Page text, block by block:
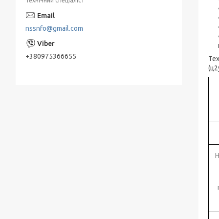
Занурювальні насоси ЕЦВ
Живильні насоси ПЕ
типу для нафтопродуктів
nssnfo@gmail.com
+380975366655